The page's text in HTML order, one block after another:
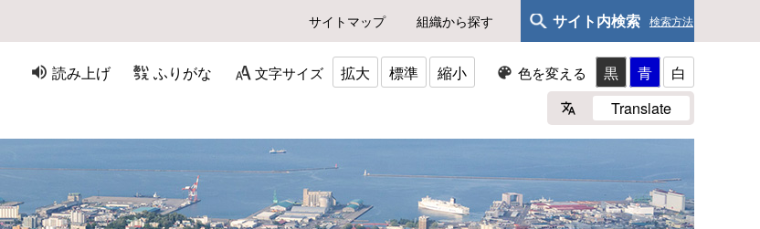
サイトマップ 組織から探す サイト内検索 検索方法
読み上げ ふりがな 文字サイズ 拡大 標準 縮小 色を変える 黒 青
白
Translate